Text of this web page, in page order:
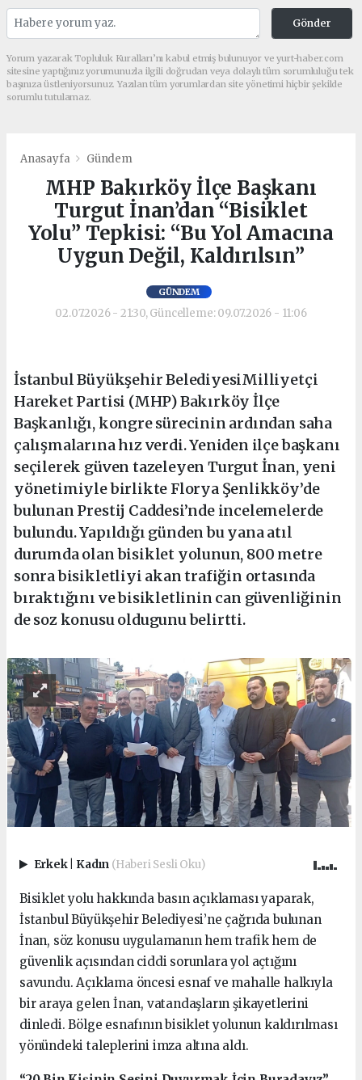
Gönder
Yorum yazarak Topluluk Kuralları’nı kabul etmiş bulunuyor ve yurt-haber.com
sitesine yaptığınız yorumunuzla ilgili doğrudan veya dolaylı tüm sorumluluğu tek
başınıza üstleniyorsunuz. Yazılan tüm yorumlardan site yönetimi hiçbir şekilde
sorumlu tutulamaz.
Anasayfa Gündem
MHP Bakırköy İlçe Başkanı
Turgut İnan’dan “Bisiklet
Yolu” Tepkisi: “Bu Yol Amacına
Uygun Değil, Kaldırılsın”
GÜNDEM
02.07.2026 - 21:30, Güncelleme: 09.07.2026 - 11:06
İstanbul Büyükşehir BelediyesiMilliyetçi
Hareket Partisi (MHP) Bakırköy İlçe
Başkanlığı, kongre sürecinin ardından saha
çalışmalarına hız verdi. Yeniden ilçe başkanı
seçilerek güven tazeleyen Turgut İnan, yeni
yönetimiyle birlikte Florya Şenlikköy’de
bulunan Prestij Caddesi’nde incelemelerde
bulundu. Yapıldığı günden bu yana atıl
durumda olan bisiklet yolunun, 800 metre
sonra bisikletliyi akan trafiğin ortasında
bıraktığını ve bisikletlinin can güvenliğinin
de soz konusu oldugunu belirtti.
Erkek Kadın (Haberi Sesli Oku)
Bisiklet yolu hakkında basın açıklaması yaparak,
İstanbul Büyükşehir Belediyesi’ne çağrıda bulunan
İnan, söz konusu uygulamanın hem trafik hem de
güvenlik açısından ciddi sorunlara yol açtığını
savundu. Açıklama öncesi esnaf ve mahalle halkıyla
bir araya gelen İnan, vatandaşların şikayetlerini
dinledi. Bölge esnafının bisiklet yolunun kaldırılması
yönündeki taleplerini imza altına aldı.